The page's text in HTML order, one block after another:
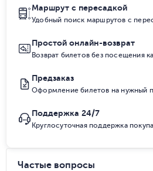
Маршрут с пересадкой
Удобный поиск маршрутов с
Простой онлайн-возврат
Возврат билетов без посещения
Предзаказ
Оформление билетов на нужный
Поддержка 24/7
Круглосуточная поддержка
Частые вопросы